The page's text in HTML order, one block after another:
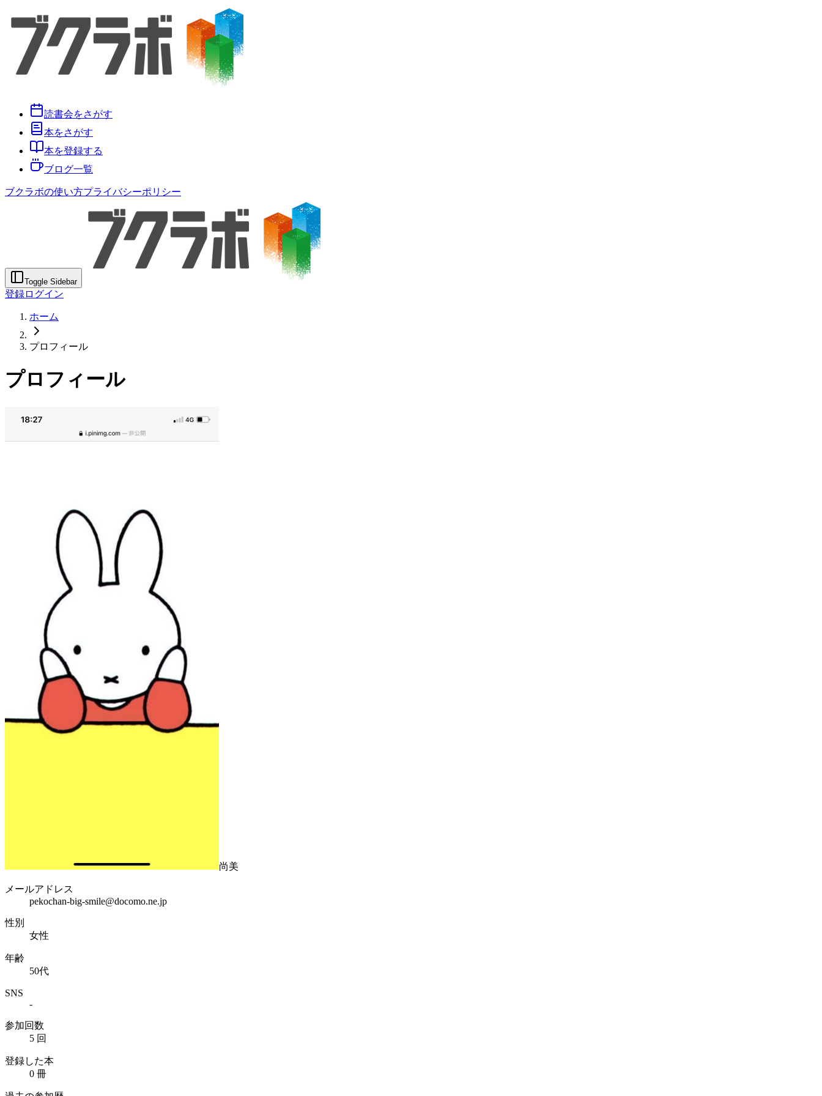
読書会をさがす
本をさがす
本を登録する
ブログ一覧
ブクラボの使い方プライバシーポリシー
Toggle Sidebar
登録ログイン
ホーム
プロフィール
プロフィール
尚美
メールアドレス
pekochan-big-smile@docomo.ne.jp
性別
女性
年齢
50代
SNS
-
参加回数
5 回
登録した本
0 冊